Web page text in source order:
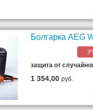
Болгарка AEG
защита от
1 354,00руб.